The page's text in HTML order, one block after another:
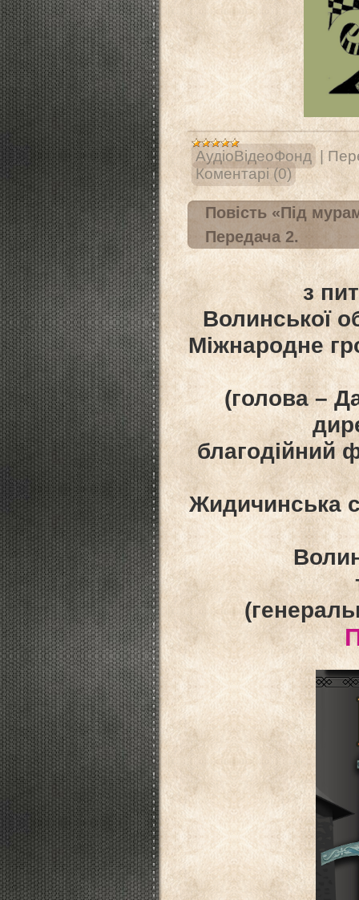
АудіоВідеоФонд
Коментарі (0)
Повість «Під
Передача 2.
з
Волинської
Міжнародне
(голова –
благодійний
Жидичинська